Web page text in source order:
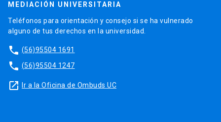
MEDIACIÓN UNIVERSITARIA
Teléfonos para orientación y consejo si se ha vulnerado
alguno de tus derechos en la universidad.
phone (56)95504 1691
phone (56)95504 1247
launch Ir a la Oficina de Ombuds UC